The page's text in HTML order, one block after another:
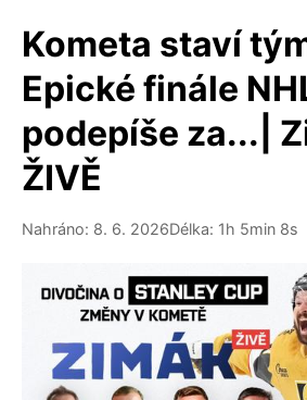
Kometa staví
Epické finále
podepíše za...|
ŽIVĚ
Nahráno: 8. 6. 2026Délka: 1h 5min 8s